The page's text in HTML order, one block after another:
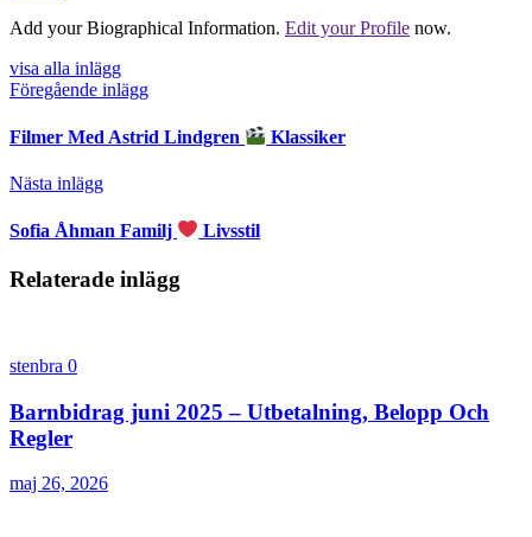
Add your Biographical Information. Edit your Profile now.
visa alla inlägg
Föregående inlägg
Filmer Med Astrid Lindgren Klassiker
Nästa inlägg
Sofia Åhman Familj Livsstil
Relaterade inlägg
stenbra 0
Barnbidrag juni 2025 – Utbetalning, Belopp Och
Regler
maj 26, 2026